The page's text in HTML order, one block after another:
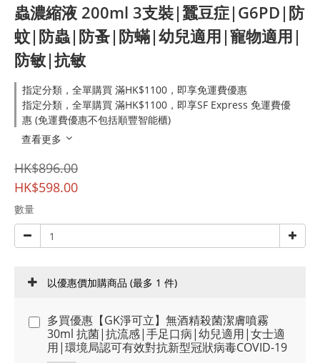
蟲濃縮液 200ml 3支裝|蠶豆症|G6PD|防
蚊|防蟲|防蚤|防蟎|幼兒適用|寵物適用|
防敏|抗敏
指定分類，全單購買 滿HK$1100，即享免運費優惠
指定分類，全單購買 滿HK$1100，即享SF Express 免運費優
惠 (免運費優惠不包括順豐智能櫃)
查看更多
HK$896.00
HK$598.00
數量
以優惠價加購商品 (最多 1 件)
多買優惠【GK淨可立】無酒精殺菌潔膚噴霧
30ml 抗菌|抗流感|手足口病|幼兒適用|女士適
用|環境局認可有效對抗新型冠狀病毒COVID-19